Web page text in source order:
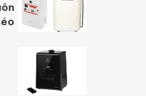
gió vuông lá sách